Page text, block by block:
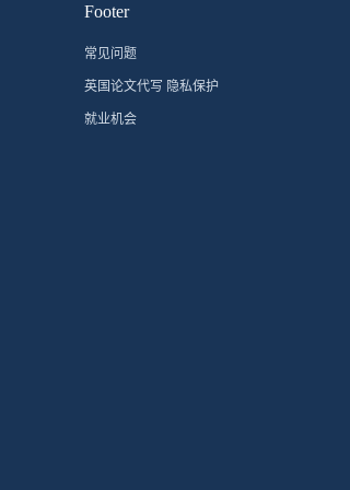
Footer
常见问题
英国论文代写 隐私保护
就业机会